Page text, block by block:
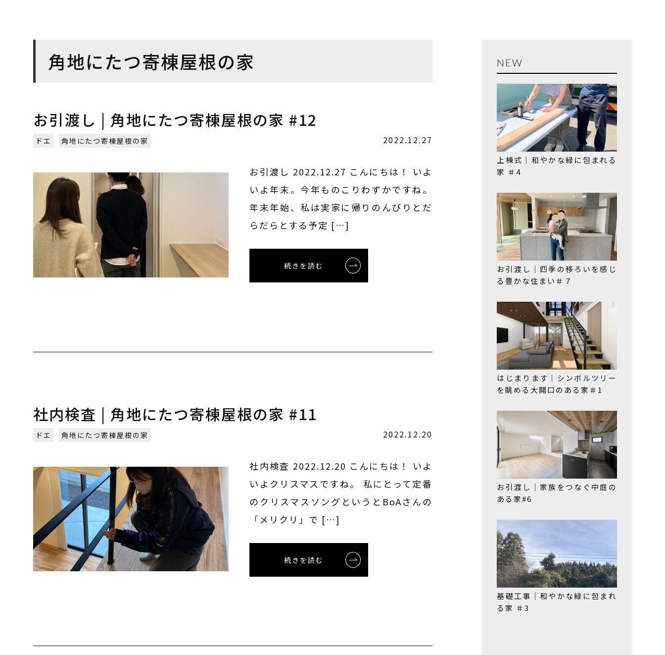
角地にたつ寄棟屋根の家
お引渡し | 角地にたつ寄棟屋根の家 #12
ドエ 角地にたつ寄棟屋根の家 2022.12.27
お引渡し 2022.12.27 こんにちは！ いよ
いよ年末。今年ものこりわずかですね。
年末年始、私は実家に帰りのんびりとだ
らだらとする予定 […]
続きを読む
社内検査 | 角地にたつ寄棟屋根の家 #11
ドエ 角地にたつ寄棟屋根の家 2022.12.20
社内検査 2022.12.20 こんにちは！ いよ
いよクリスマスですね。 私にとって定番
のクリスマスソングというとBoAさんの
「メリクリ」で […]
続きを読む
NEW
上棟式｜和やかな緑に包まれる
家 ＃4
お引渡し｜四季の移ろいを感じ
る豊かな住まい＃７
はじまります｜シンボルツリー
を眺める大開口のある家＃1
お引渡し｜家族をつなぐ中庭の
ある家#6
基礎工事｜和やかな緑に包まれ
る家 ＃3